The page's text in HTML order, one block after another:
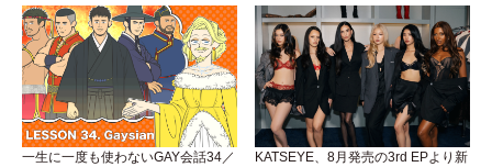
一生に一度も使わないGAY会話34／
KATSEYE、8月発売の3rd EPより新